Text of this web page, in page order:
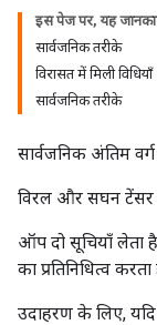
इस पेज पर, यह
सार्वजनिक तरीके
विरासत में मिली विधियाँ
सार्वजनिक तरीके
सार्वजनिक अंतिम वर्ग
विरल और सघन टेंसर
ऑप दो सूचियाँ लेता
का प्रतिनिधित्व
उदाहरण के लिए,